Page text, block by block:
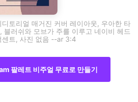
토리얼 매거진 커버 레이아웃, 우아한 타
블러쉬와 모브가 주를 이루고 네이비 헤드
센트, 사진 없음 --ar 3:4
팔레트 비주얼 무료로 만들기